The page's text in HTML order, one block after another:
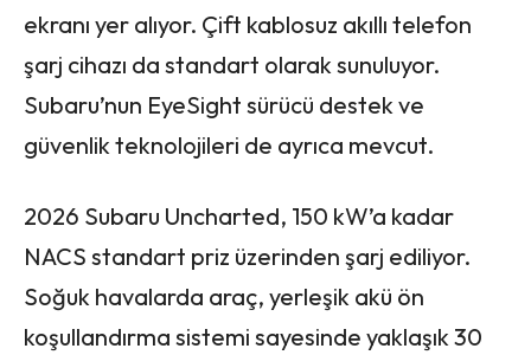
ekranı yer alıyor. Çift kablosuz akıllı telefon
şarj cihazı da standart olarak sunuluyor.
Subaru’nun EyeSight sürücü destek ve
güvenlik teknolojileri de ayrıca mevcut.
2026 Subaru Uncharted, 150 kW’a kadar
NACS standart priz üzerinden şarj ediliyor.
Soğuk havalarda araç, yerleşik akü ön
koşullandırma sistemi sayesinde yaklaşık 30